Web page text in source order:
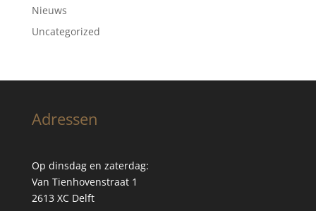
Nieuws
Uncategorized
Adressen
Op dinsdag en zaterdag:
Van Tienhovenstraat 1
2613 XC Delft